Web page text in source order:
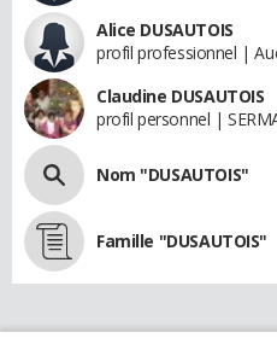
Alice DUSAUTOIS
profil professionnel |
Claudine DUSAUTOIS
profil personnel |
Nom "DUSAUTOIS"
Famille "DUSAUTOIS"